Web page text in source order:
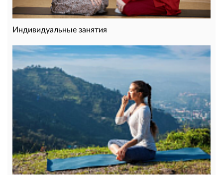
Индивидуальные занятия